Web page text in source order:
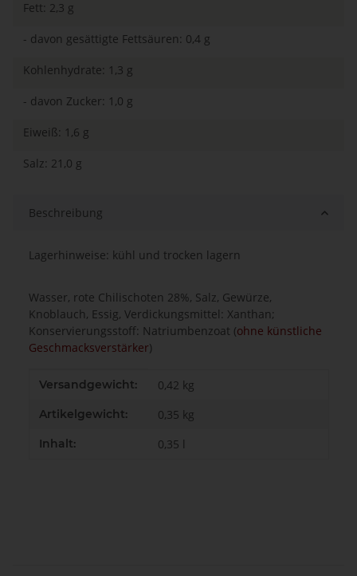
Fett: 2,3 g
- davon gesättigte Fettsäuren: 0,4 g
Kohlenhydrate: 1,3 g
- davon Zucker: 1,0 g
Eiweiß: 1,6 g
Salz: 21,0 g
Beschreibung
Lagerhinweise: kühl und trocken lagern
Wasser, rote Chilischoten 28%, Salz, Gewürze,
Knoblauch, Essig, Verdickungsmittel: Xanthan;
Konservierungsstoff: Natriumbenzoat (ohne künstliche
Geschmacksverstärker)
Produkteigenschaft
Wert
Versandgewicht: 0,42 kg
Artikelgewicht: 0,35 kg
Inhalt: 0,35 l